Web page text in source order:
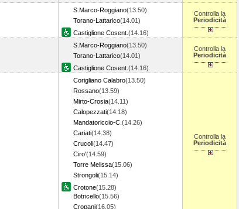
S.Marco-Roggiano(13.50)
Torano-Lattarico(14.01)
Castiglione Cosent. (14.16)
Controlla la
Periodicità
S.Marco-Roggiano(13.50)
Torano-Lattarico(14.01)
Castiglione Cosent. (14.16)
Controlla la
Periodicità
Corigliano Calabro(13.50)
Rossano(13.59)
Mirto-Crosia(14.11)
Calopezzati(14.18)
Mandatoriccio-C. (14.26)
Cariati(14.38)
Crucoli(14.47)
Ciro'(14.59)
Torre Melissa(15.06)
Strongoli(15.14)
Crotone(15.28)
Botricello(15.56)
Cropani(16.05)
Controlla la
Periodicità